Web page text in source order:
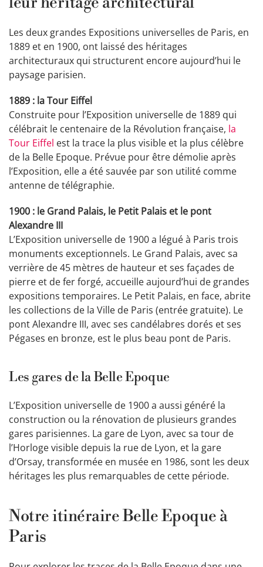
Les deux grandes Expositions universelles de Paris, en
1889 et en 1900, ont laissé des héritages
architecturaux qui structurent encore aujourd’hui le
paysage parisien.
1889 : la Tour Eiffel
Construite pour l’Exposition universelle de 1889 qui
célébrait le centenaire de la Révolution française, la
Tour Eiffel est la trace la plus visible et la plus célèbre
de la Belle Epoque. Prévue pour être démolie après
l’Exposition, elle a été sauvée par son utilité comme
antenne de télégraphie.
1900 : le Grand Palais, le Petit Palais et le pont
Alexandre III
L’Exposition universelle de 1900 a légué à Paris trois
monuments exceptionnels. Le Grand Palais, avec sa
verrière de 45 mètres de hauteur et ses façades de
pierre et de fer forgé, accueille aujourd’hui de grandes
expositions temporaires. Le Petit Palais, en face, abrite
les collections de la Ville de Paris (entrée gratuite). Le
pont Alexandre III, avec ses candélabres dorés et ses
Pégases en bronze, est le plus beau pont de Paris.
Les gares de la Belle Epoque
L’Exposition universelle de 1900 a aussi généré la
construction ou la rénovation de plusieurs grandes
gares parisiennes. La gare de Lyon, avec sa tour de
l’Horloge visible depuis la rue de Lyon, et la gare
d’Orsay, transformée en musée en 1986, sont les deux
héritages les plus remarquables de cette période.
Notre itinéraire Belle Epoque à
Paris